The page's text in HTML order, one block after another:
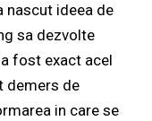
nascut ideea de
sa dezvolte
fost exact acel
demers de
in care se